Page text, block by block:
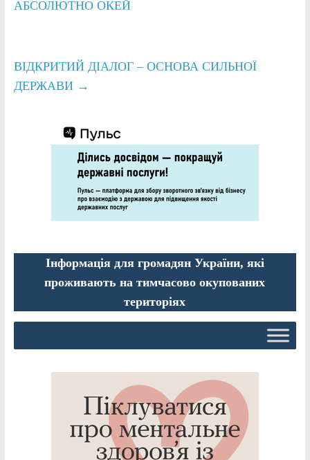
АБСОЛЮТНО ОКЕЙ
ВІДКРИТИЙ ДІАЛОГ – ОСНОВА СИЛЬНОЇ
ДЕРЖАВИ →
Інформація для громадян України, які
проживають на тимчасово окупованих
територіях